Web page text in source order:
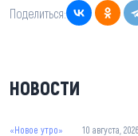
Поделиться:
НОВОСТИ
«Новое утро» 10 августа,